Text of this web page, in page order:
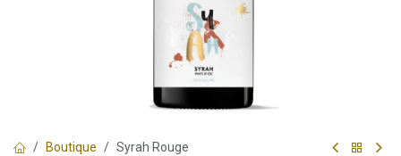
Boutique Syrah Rouge